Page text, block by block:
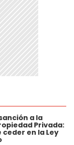
a la
Privada:
en la Ley